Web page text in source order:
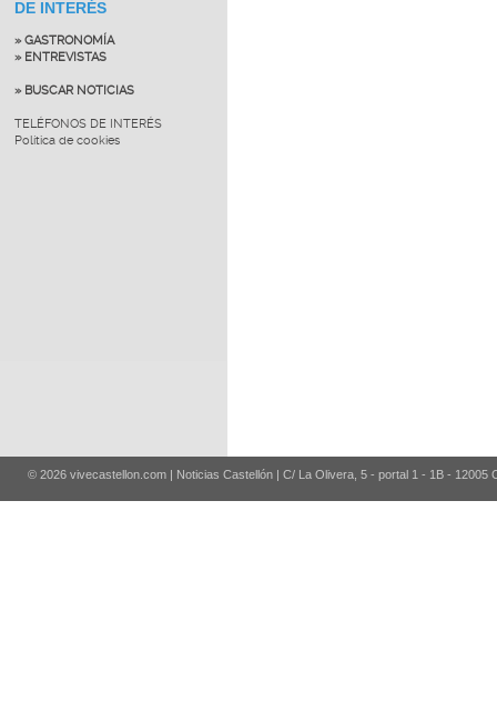
DE INTERÉS
» GASTRONOMÍA
» ENTREVISTAS
» BUSCAR NOTICIAS
TELÉFONOS DE INTERÉS
Política de cookies
© 2026 vivecastellon.com | Noticias Castellón | C/ La Olivera, 5 - portal 1 - 1B - 12005